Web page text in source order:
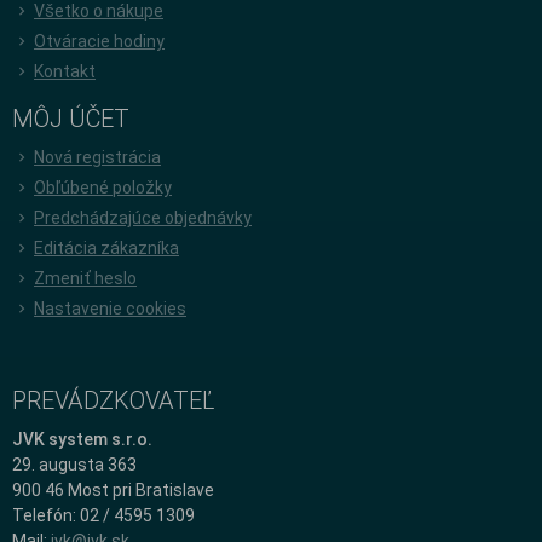
Všetko o nákupe
Otváracie hodiny
Kontakt
MÔJ ÚČET
Nová registrácia
Obľúbené položky
Predchádzajúce objednávky
Editácia zákazníka
Zmeniť heslo
Nastavenie cookies
PREVÁDZKOVATEĽ
JVK system s.r.o.
29. augusta 363
900 46 Most pri Bratislave
Telefón: 02 / 4595 1309